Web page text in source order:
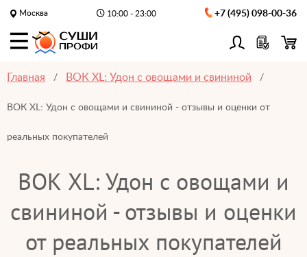
Москва 10:00 - 23:00 +7 (495) 098-00-36
Главная ВОК XL: Удон с овощами и свининой
ВОК XL: Удон с овощами и свининой - отзывы и оценки от
реальных покупателей
ВОК XL: Удон с овощами и
свининой - отзывы и оценки
от реальных покупателей